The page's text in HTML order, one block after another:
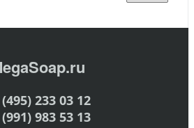
233 03 12
983 53 13